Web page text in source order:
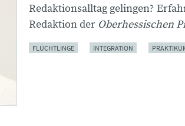
Redaktionsalltag gelingen?
Redaktion der Oberhessischen
FLÜCHTLINGE INTEGRATION